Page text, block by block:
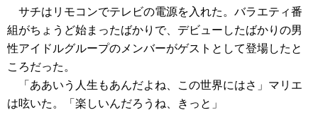
サチはリモコンでテレビの電源を入れた。バラエティ番
組がちょうど始まったばかりで、デビューしたばかりの男
性アイドルグループのメンバーがゲストとして登場したと
ころだった。
「ああいう人生もあんだよね、この世界にはさ」マリエ
は呟いた。「楽しいんだろうね、きっと」